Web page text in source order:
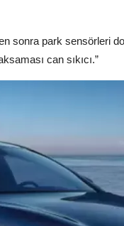
sonra park sensörleri
can sıkıcı.”